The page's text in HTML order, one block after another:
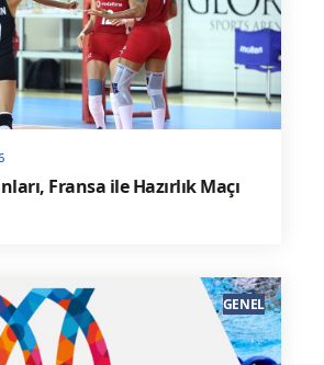
Fransa ile Hazırlık Maçı
GENEL